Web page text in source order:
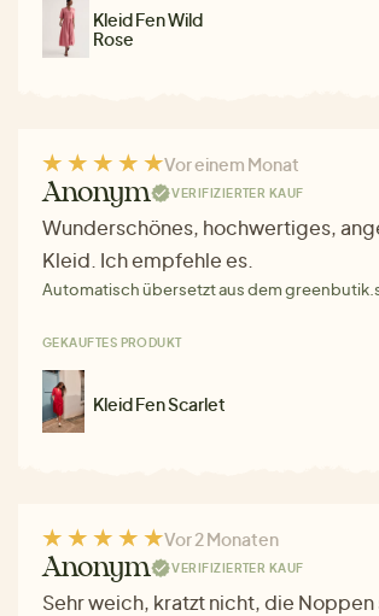
Kleid Fen Wild
Rose
Vor einem Monat
Anonym VERIFIZIERTER KAUF
Wunderschönes, hochwertiges,
Kleid. Ich empfehle es.
Automatisch übersetzt aus dem
GEKAUFTES PRODUKT
Kleid Fen Scarlet
Vor 2 Monaten
Anonym VERIFIZIERTER KAUF
Sehr weich, kratzt nicht, die Noppen